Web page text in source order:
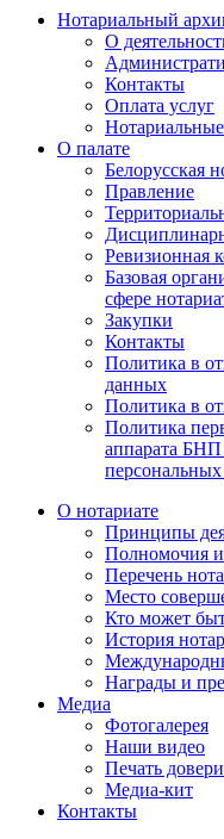
Нотариальный
О
Контакты
Оплата услуг
О палате
Белорусская
Правление
Ревизионная
Базовая
сфере
Закупки
Контакты
Политика в
данных
Политика в
Политика
аппарата
О нотариате
Принципы
Полномочия и
Перечень
Место
Кто может
История
Награды и
Медиа
Фотогалерея
Наши видео
Печать
Медиа-кит
Контакты